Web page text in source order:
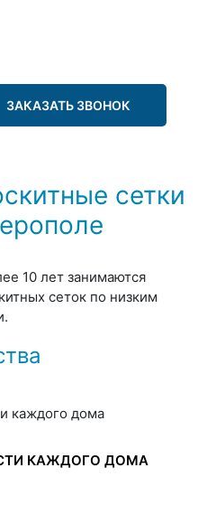
ЗАКАЗАТЬ ЗВОНОК
сетки
10 лет занимаются
сеток по низким
КАЖДОГО ДОМА